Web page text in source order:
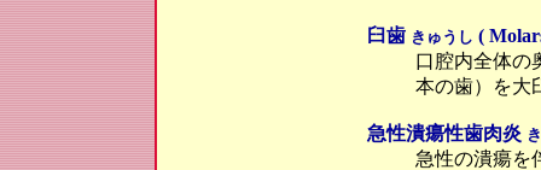
臼歯 きゅうし (
口腔内全体の
本の歯）を大
急性潰瘍性歯肉炎
急性の潰瘍を